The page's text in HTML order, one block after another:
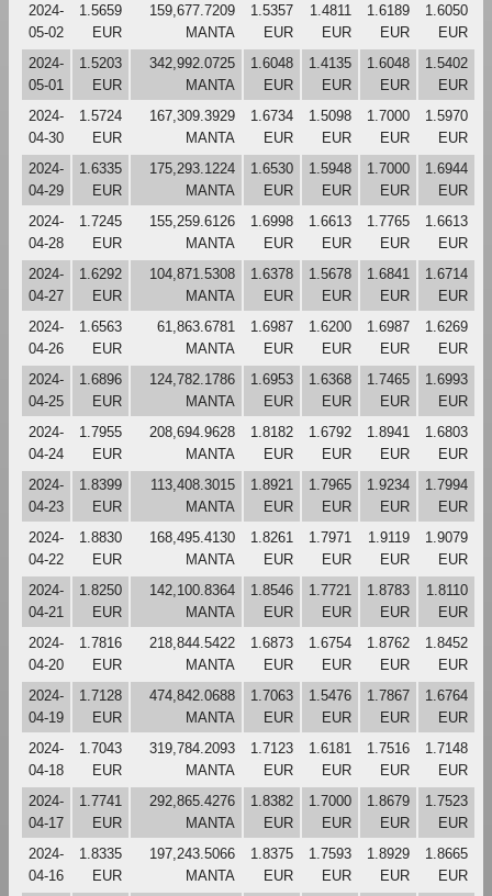
2024-
05-02
1.5659
EUR
159,677.7209
MANTA
1.5357
EUR
1.4811
EUR
1.6189
EUR
1.6050
EUR
2024-
05-01
1.5203
EUR
342,992.0725
MANTA
1.6048
EUR
1.4135
EUR
1.6048
EUR
1.5402
EUR
2024-
04-30
1.5724
EUR
167,309.3929
MANTA
1.6734
EUR
1.5098
EUR
1.7000
EUR
1.5970
EUR
2024-
04-29
1.6335
EUR
175,293.1224
MANTA
1.6530
EUR
1.5948
EUR
1.7000
EUR
1.6944
EUR
2024-
04-28
1.7245
EUR
155,259.6126
MANTA
1.6998
EUR
1.6613
EUR
1.7765
EUR
1.6613
EUR
2024-
04-27
1.6292
EUR
104,871.5308
MANTA
1.6378
EUR
1.5678
EUR
1.6841
EUR
1.6714
EUR
2024-
04-26
1.6563
EUR
61,863.6781
MANTA
1.6987
EUR
1.6200
EUR
1.6987
EUR
1.6269
EUR
2024-
04-25
1.6896
EUR
124,782.1786
MANTA
1.6953
EUR
1.6368
EUR
1.7465
EUR
1.6993
EUR
2024-
04-24
1.7955
EUR
208,694.9628
MANTA
1.8182
EUR
1.6792
EUR
1.8941
EUR
1.6803
EUR
2024-
04-23
1.8399
EUR
113,408.3015
MANTA
1.8921
EUR
1.7965
EUR
1.9234
EUR
1.7994
EUR
2024-
04-22
1.8830
EUR
168,495.4130
MANTA
1.8261
EUR
1.7971
EUR
1.9119
EUR
1.9079
EUR
2024-
04-21
1.8250
EUR
142,100.8364
MANTA
1.8546
EUR
1.7721
EUR
1.8783
EUR
1.8110
EUR
2024-
04-20
1.7816
EUR
218,844.5422
MANTA
1.6873
EUR
1.6754
EUR
1.8762
EUR
1.8452
EUR
2024-
04-19
1.7128
EUR
474,842.0688
MANTA
1.7063
EUR
1.5476
EUR
1.7867
EUR
1.6764
EUR
2024-
04-18
1.7043
EUR
319,784.2093
MANTA
1.7123
EUR
1.6181
EUR
1.7516
EUR
1.7148
EUR
2024-
04-17
1.7741
EUR
292,865.4276
MANTA
1.8382
EUR
1.7000
EUR
1.8679
EUR
1.7523
EUR
2024-
04-16
1.8335
EUR
197,243.5066
MANTA
1.8375
EUR
1.7593
EUR
1.8929
EUR
1.8665
EUR